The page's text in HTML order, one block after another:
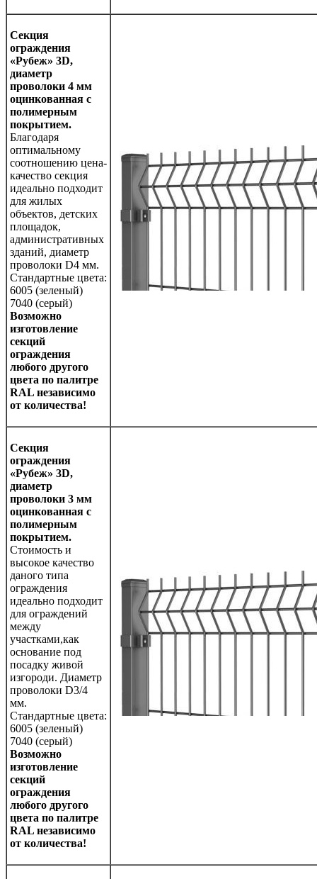
Секция
ограждения
«Рубеж» 3D,
диаметр
проволоки 4 мм
оцинкованная с
полимерным
покрытием.
Благодаря
оптимальному
соотношению цена-
качество секция
идеально подходит
для жилых
объектов, детских
площадок,
административных
зданий, диаметр
проволоки D4 мм.
Стандартные цвета:
6005 (зеленый)
7040 (серый)
Возможно
изготовление
секций
ограждения
любого другого
цвета по палитре
RAL независимо
от количества!
Секция
ограждения
«Рубеж» 3D,
диаметр
проволоки 3 мм
оцинкованная с
полимерным
покрытием.
Стоимость и
высокое качество
даного типа
ограждения
идеально подходит
для ограждений
между
участками,как
основание под
посадку живой
изгороди. Диаметр
проволоки D3/4
мм.
Стандартные цвета:
6005 (зеленый)
7040 (серый)
Возможно
изготовление
секций
ограждения
любого другого
цвета по палитре
RAL независимо
от количества!